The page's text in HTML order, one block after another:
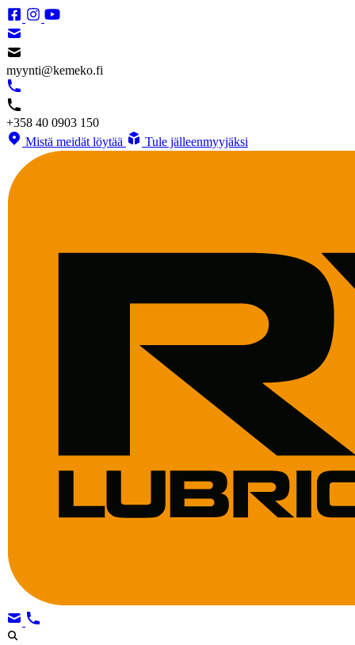
myynti@kemeko.fi
+358 40 0903 150
Mistä meidät löytää
Tule jälleenmyyjäksi